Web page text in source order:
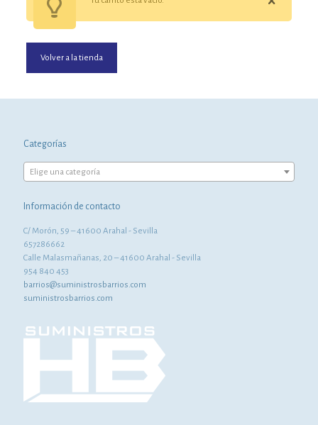
Volver a la tienda
Categorías
Elige una categoría
Información de contacto
C/ Morón, 59 – 41600 Arahal - Sevilla
657286662
Calle Malasmañanas, 20 – 41600 Arahal - Sevilla
954 840 453
barrios@suministrosbarrios.com
suministrosbarrios.com